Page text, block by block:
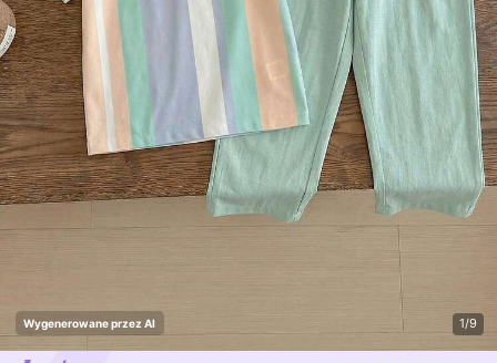
Wygenerowane przez AI 1/9